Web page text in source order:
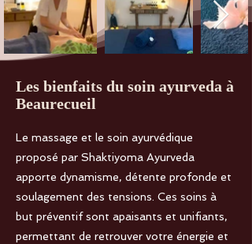
Les bienfaits du soin ayurveda à
Beaurecueil
Le massage et le soin ayurvédique
proposé par Shaktiyoma Ayurveda
apporte dynamisme, détente profonde et
soulagement des tensions. Ces soins à
but préventif sont apaisants et unifiants,
permettant de retrouver votre énergie et